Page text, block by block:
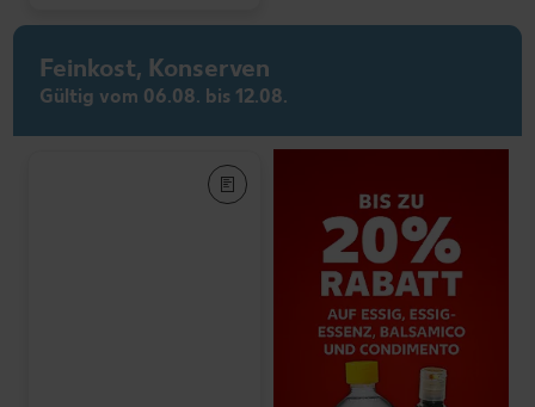
Feinkost, Konserven
Gültig vom 06.08. bis 12.08.